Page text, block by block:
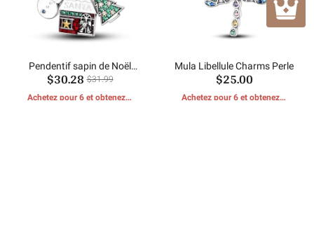
Pendentif sapin de Noël
bonhomme de neige
$30.28 $31.99
Achetez pour 6 et obtenez 1
Mula Libellule Charms Perle
$25.00
Achetez pour 6 et obtenez 1